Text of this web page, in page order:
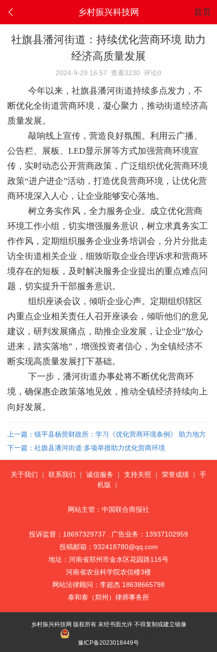
乡村振兴科技网 首页
社旗县潘河街道：持续优化营商环境 助力
经济高质量发展
2024-9-29 16:57 查看3230 评论0
今年以来，社旗县潘河街道持续多点发力，不
断优化全街道营商环境，凝心聚力，推动街道经济高
质量发展。
敲响线上宣传，营造良好氛围。利用云广播、
公告栏、展板、LED显示屏等方式加强营商环境宣
传，实时动态公开营商政策，广泛组织优化营商环境
政策“进户进企”活动，打造优良营商环境，让优化营
商环境深入人心，让企业能够安心落地。
树立务实作风，全力服务企业。成立优化营商
环境工作小组，切实增强服务意识，树立求真务实工
作作风，定期组织服务企业业务培训会，分片分批走
访全街道相关企业，细致听取企业合理诉求和营商环
境存在的短板，及时解决服务企业提出的重点难点问
题，切实提升干部服务意识。
组织座谈会议，倾听企业心声。定期组织辖区
内重点企业相关责任人召开座谈会，倾听他们的意见
建议，研判发展痛点，助推企业发展，让企业”放心
进来，踏实落地”，增强投资者信心，为全镇经济不
断实现高质量发展打下基础。
下一步，潘河街道办事处将不断优化营商环
境，确保惠企政策落地见效，推动全镇经济持续向上
向好发展。
上一篇：镇平县杨营财政所：学习《优化营商环境条例》 助力地方
经济发展
下一篇：社旗县潘河街道:多项举措助力优化营商环境
关于我们 | 联系我们 | 诚信服务 | 支持关照 | 荣誉成绩 |
手
机版
|
网站主管：中国联合商报社
投诉监督：18697329737 . 广告业务：13937102959
投稿邮箱：932418780@qq.com
地址：河南省郑州市金水区花园路116号
河南省农业科学院农信楼3楼
网站法律顾问：李超杰 18638665798
泰和泰（郑州）律师事务所
乡村振兴科技网 版权所有 未经书面允许 不得复制或建立镜像
豫ICP备2023018449号